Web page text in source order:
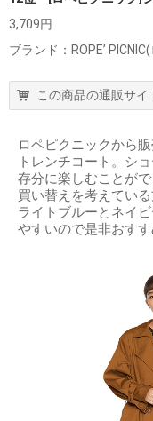
3,709円
ブランド：ROPE’
この商品の通販サイ
ロペピクニックから
トレンチコート。シ
存分に楽しむことが
買い替えを考えてい
ライトブルーとネイ
やすいので是非おすす